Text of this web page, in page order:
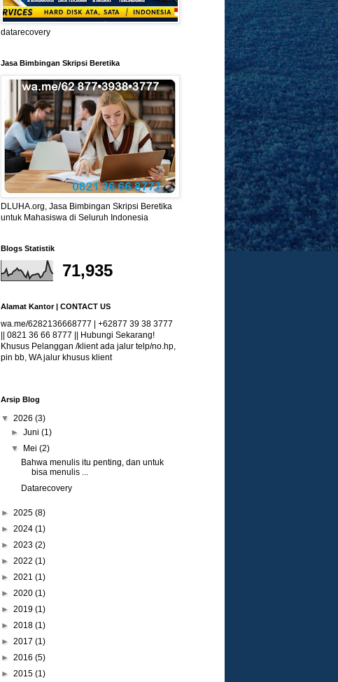
datarecovery
Jasa Bimbingan Skripsi Beretika
DLUHA.org, Jasa Bimbingan Skripsi Beretika
untuk Mahasiswa di Seluruh Indonesia
Blogs Statistik
71,935
Alamat Kantor | CONTACT US
wa.me/6282136668777 | +62877 39 38 3777
|| 0821 36 66 8777 || Hubungi Sekarang!
Khusus Pelanggan /klient ada jalur telp/no.hp,
pin bb, WA jalur khusus klient
Arsip Blog
▼ 2026 (3)
► Juni (1)
▼
Mei (2)
Bahwa menulis itu penting, dan untuk
bisa menulis ...
Datarecovery
► 2025 (8)
► 2024 (1)
► 2023 (2)
► 2022 (1)
► 2021 (1)
► 2020 (1)
► 2019 (1)
► 2018 (1)
► 2017 (1)
► 2016 (5)
► 2015 (1)